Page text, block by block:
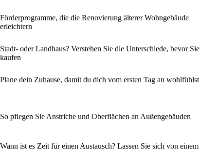
Förderprogramme, die die Renovierung älterer Wohngebäude
erleichtern
Stadt- oder Landhaus? Verstehen Sie die Unterschiede, bevor Sie
kaufen
Plane dein Zuhause, damit du dich vom ersten Tag an wohlfühlst
So pflegen Sie Anstriche und Oberflächen an Außengebäuden
Wann ist es Zeit für einen Austausch? Lassen Sie sich von einem